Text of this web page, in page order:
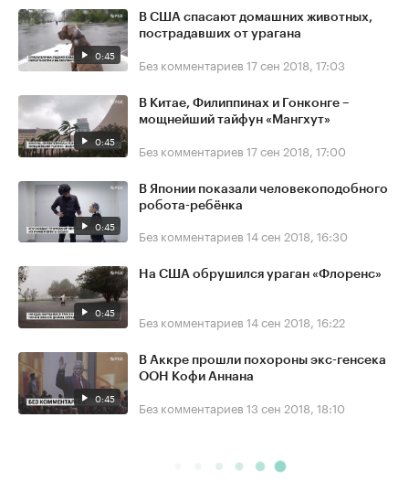
0:45
В США спасают домашних животных,
пострадавших от урагана
Без комментариев 17 сен 2018, 17:03
0:45
В Китае, Филиппинах и Гонконге –
мощнейший тайфун «Мангхут»
Без комментариев 17 сен 2018, 17:00
0:45
В Японии показали человекоподобного
робота-ребёнка
Без комментариев 14 сен 2018, 16:30
0:45
На США обрушился ураган «Флоренс»
Без комментариев 14 сен 2018, 16:22
0:45
В Аккре прошли похороны экс-генсека
ООН Кофи Аннана
Без комментариев 13 сен 2018, 18:10